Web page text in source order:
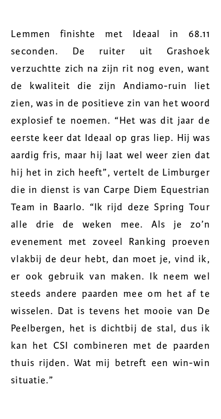
Lemmen finishte met Ideaal in 68.11
seconden. De ruiter uit Grashoek
verzuchtte zich na zijn rit nog even, want
de kwaliteit die zijn Andiamo-ruin liet
zien, was in de positieve zin van het woord
explosief te noemen. “Het was dit jaar de
eerste keer dat Ideaal op gras liep. Hij was
aardig fris, maar hij laat wel weer zien dat
hij het in zich heeft”, vertelt de Limburger
die in dienst is van Carpe Diem Equestrian
Team in Baarlo. “Ik rijd deze Spring Tour
alle drie de weken mee. Als je zo’n
evenement met zoveel Ranking proeven
vlakbij de deur hebt, dan moet je, vind ik,
er ook gebruik van maken. Ik neem wel
steeds andere paarden mee om het af te
wisselen. Dat is tevens het mooie van De
Peelbergen, het is dichtbij de stal, dus ik
kan het CSI combineren met de paarden
thuis rijden. Wat mij betreft een win-win
situatie.”